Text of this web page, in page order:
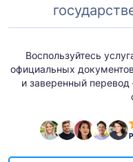
Воспользуйтесь
официальных
и заверенный